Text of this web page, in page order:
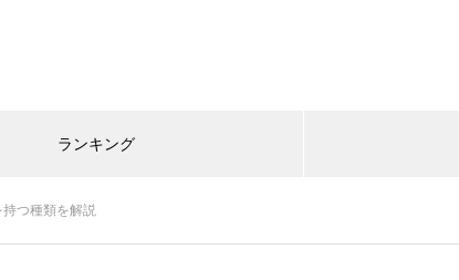
ランキング
つ種類を解説